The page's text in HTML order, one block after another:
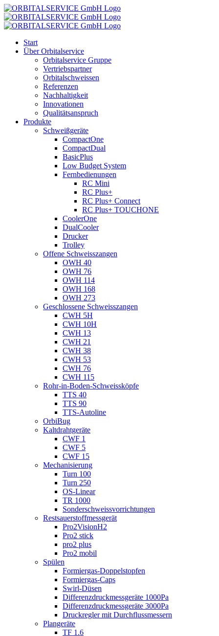
Zum
Inhalt
springen
Start
Über Orbitalservice
Orbitalservice Gruppe
Vertriebspartner
Orbital­schweissen
Referenzen
Nachhaltigkeit
Innovationen
Qualitätsanspruch
Produkte
Schweißgeräte
CompactOne
CompactDual
BasicPlus
Low Budget System
Fernbedienungen
RC Mini
RC Plus+
RC Plus+ Connect
RC Plus+ TOUCHONE
CoolerOne
DualCooler
Drucker
Trolley
Offene Schweisszangen
OWH 40
OWH 76
OWH 114
OWH 168
OWH 273
Geschlossene Schweisszangen
CWH 5H
CWH 10H
CWH 13
CWH 21
CWH 38
CWH 53
CWH 76
CWH 115
Rohr-in-Boden-Schweissköpfe
TTS 40
TTS 90
TTS-Autoline
OrbiBug
Kaltdrahtgeräte
CWF 1
CWF 5
CWF 15
Mechanisierung
Turn 100
Turn 250
OS-Linear
TR 1000
Sonderschweiss­vorrichtungen
Restsauerstoff­­messgerät
Pro2VisionH2
Pro2 stick
pro2 plus
Pro2 mobil
Spülen
Formiergas-Doppelstopfen
Formiergas-Caps
Swirl-Düsen
Differenzdruckmessgeräte 1000Pa
Differenzdruckmessgeräte 3000Pa
Druckregler mit Durchflussmessern
Plangeräte
TF 1.6